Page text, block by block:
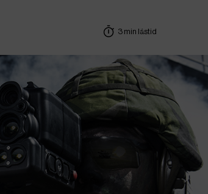
3 min lästid